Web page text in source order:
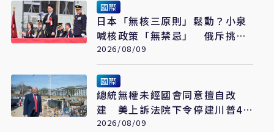
國際
日本「無核三原則」鬆動？小泉
喊核政策「無禁忌」 俄斥挑
釁、北京早警戒
2026/08/09
國際
總統無權未經國會同意擅自改
建 美上訴法院下令停建川普4
億美元白宮宴會廳
2026/08/09